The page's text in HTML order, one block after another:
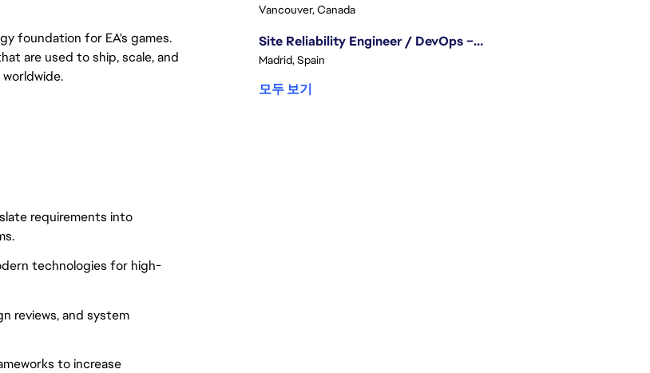
foundation for EA's games.
are used to ship, scale, and
requirements into
technologies for high-
reviews, and system
to increase
Vancouver, Canada
Site Reliability Engineer / DevOps – Localization
Madrid, Spain
모두 보기